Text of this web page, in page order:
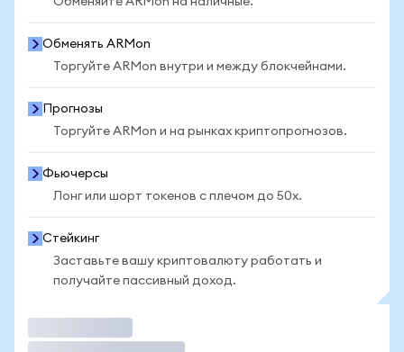
Обменять ARMon
Торгуйте ARMon внутри и между блокчейнами.
Прогнозы
Торгуйте ARMon и на рынках криптопрогнозов.
Фьючерсы
Лонг или шорт токенов с плечом до 50x.
Стейкинг
Заставьте вашу криптовалюту работать и
получайте пассивный доход.